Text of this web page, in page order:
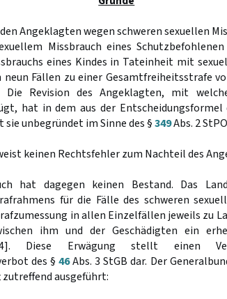
Angeklagten wegen schweren sexuellen
Missbrauch eines
eines Kindes in Tateinheit mit
Fällen zu einer Gesamtfreiheitsstrafe
Die Revision des Angeklagten, mit
hat in dem aus der
unbegründet im Sinne des §349Abs. 2
keinen Rechtsfehler zum Nachteil des
hat dagegen keinen Bestand. Das
für die Fälle des schweren
in allen Einzelfällen jeweils zu
ihm und der Geschädigten ein
Diese Erwägung stellt einen
des § 46Abs. 3 StGB dar. Der
ausgeführt: